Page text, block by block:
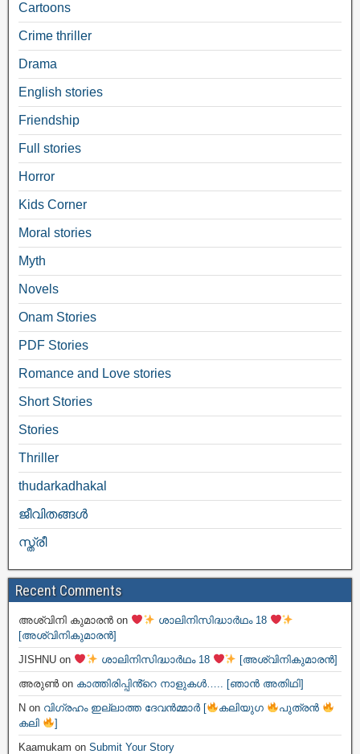
Cartoons
Crime thriller
Drama
English stories
Friendship
Full stories
Horror
Kids Corner
Moral stories
Myth
Novels
Onam Stories
PDF Stories
Romance and Love stories
Short Stories
Stories
Thriller
thudarkadhakal
ജീവിതങ്ങള്‍
സ്ത്രീ
Recent Comments
അശ്വിനി കുമാരൻ on
ശാലിനിസിദ്ധാർഥം 18
[അശ്വിനികുമാരൻ]
JISHNU on ശാലിനിസിദ്ധാർഥം 18
[അശ്വിനികുമാരൻ]
അരുൺon കാത്തിരിപ്പിൻ്റെ നാളുകൾ….. [ഞാൻ അതിഥി]
N on വിഗ്രഹം ഇല്ലാത്ത ദേവൻമ്മാർ [ കലിയുഗ
പുത്രൻ
കലി
]
Kaamukam on Submit Your Story